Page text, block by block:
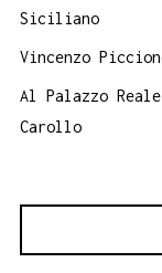
Siciliano
Vincenzo
Al Palazzo
Carollo